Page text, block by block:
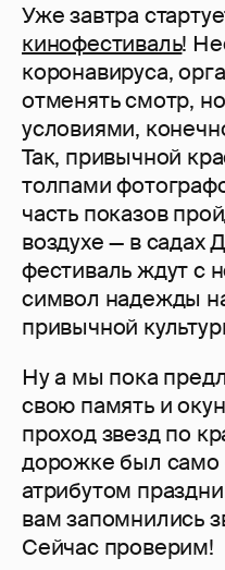
Уже завтра
кинофестиваль!
коронавируса,
отменять смотр,
условиями,
Так, привычной
толпами
часть показов
воздухе — в садах
фестиваль ждут с
символ надежды
привычной
Ну а мы пока
свою память и
проход звезд по
дорожке был
атрибутом
вам запомнились
Сейчас проверим!